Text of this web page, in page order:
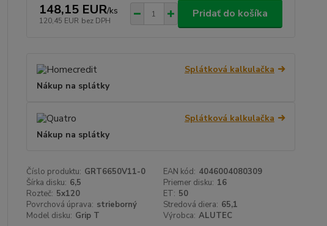
148,15 EUR/ks
120,45 EUR bez DPH
Pridať do košíka
Splátková kalkulačka
Nákup na splátky
Splátková kalkulačka
Nákup na splátky
Číslo produktu: GRT6650V11-0 EAN kód: 4046004080309
Šírka disku: 6,5 Priemer disku: 16
Rozteč: 5x120 ET: 50
Povrchová úprava: strieborný Stredová diera: 65,1
Model disku: Grip T Výrobca: ALUTEC